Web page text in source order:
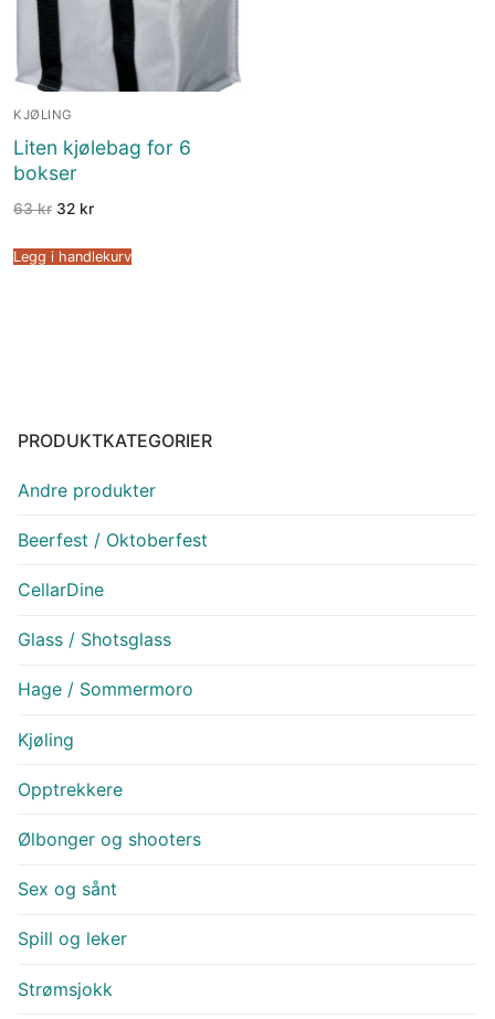
KJØLING
Liten kjølebag for 6
bokser
63kr 32 kr
Legg i handlekurv
PRODUKTKATEGORIER
Andre produkter
Beerfest / Oktoberfest
CellarDine
Glass / Shotsglass
Hage / Sommermoro
Kjøling
Opptrekkere
Ølbonger og shooters
Sex og sånt
Spill og leker
Strømsjokk